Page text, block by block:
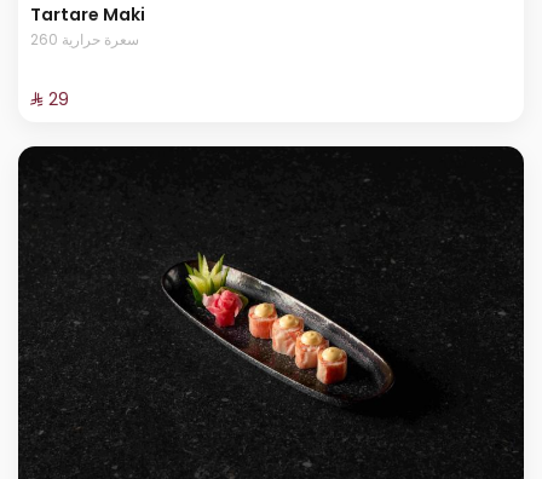
Tartare Maki
260 سعرة حرارية
⁨⁦‪‬ 29⁩